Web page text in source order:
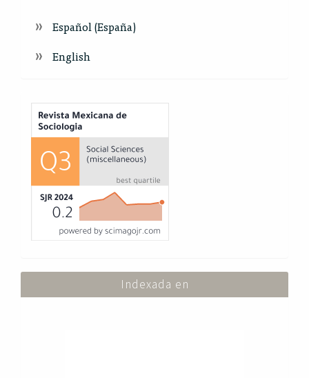
Español (España)
English
Index
Indexada en